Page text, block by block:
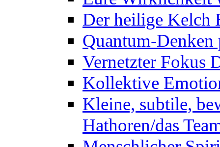
Der heilige Kelch
Quantum-Denken
Vernetzter Fokus
Kollektive
Kleine, subtile,
Hathoren/das